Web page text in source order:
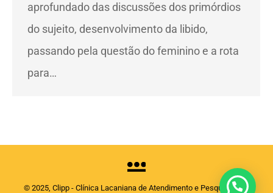
aprofundado das discussões dos primórdios
do sujeito, desenvolvimento da libido,
passando pela questão do feminino e a rota
para…
© 2025, Clipp - Clínica Lacaniana de Atendimento e Pesquisas em